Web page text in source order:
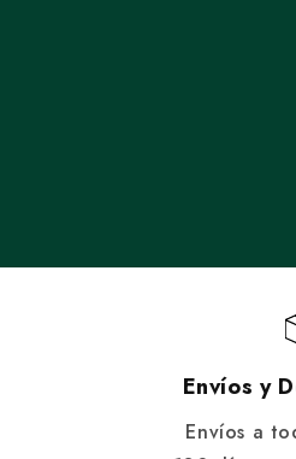
Envíos y
Envíos a